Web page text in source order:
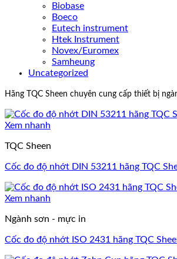
Biobase
Boeco
Eutech instrument
Htek Instrument
Novex/Euromex
Samheung
Uncategorized
Hãng TQC Sheen chuyên cung cấp thiết bị
Xem nhanh
TQC Sheen
Cốc đo độ nhớt DIN 53211 hãng TQC
Xem nhanh
Ngành sơn - mực in
Cốc đo độ nhớt ISO 2431 hãng TQC